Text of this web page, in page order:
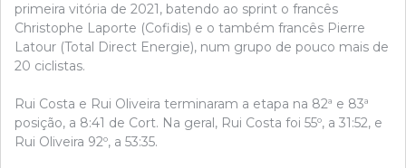
primeira vitória de 2021, batendo ao sprint o francês
Christophe Laporte (Cofidis) e o também francês Pierre
Latour (Total Direct Energie), num grupo de pouco mais de
20 ciclistas.
Rui Costa e Rui Oliveira terminaram a etapa na 82ª e 83ª
posição, a 8:41 de Cort. Na geral, Rui Costa foi 55º, a 31:52, e
Rui Oliveira 92º, a 53:35.